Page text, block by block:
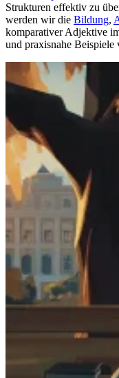
Strukturen effektiv zu
werden wir die Bildung,
komparativer Adjektive
und praxisnahe Beispiele